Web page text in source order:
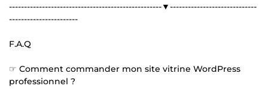
---------------------------------------------------▼-----------------------------
-----------------------
F.A.Q
☞ Comment commander mon site vitrine WordPress
professionnel ?